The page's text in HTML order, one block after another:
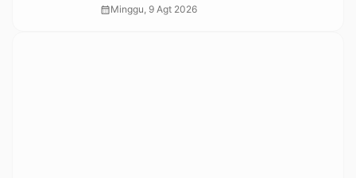
Proses Hukum Berjalan Transparan
calendar_monthMinggu, 9 Agt 2026